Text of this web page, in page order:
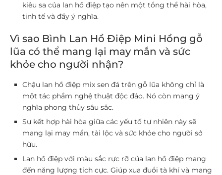
kiêu sa của lan hồ điệp tạo nên một tổng thể hài hòa,
tinh tế và đầy ý nghĩa.
Vì sao Bình Lan Hồ Điệp Mini Hồng gỗ
lũa có thể mang lại may mắn và sức
khỏe cho người nhận?
Chậu lan hồ điệp mix sen đá trên gỗ lũa không chỉ là
một tác phẩm nghệ thuật độc đáo. Nó còn mang ý
nghĩa phong thủy sâu sắc.
Sự kết hợp hài hòa giữa các yếu tố tự nhiên này sẽ
mang lại may mắn, tài lộc và sức khỏe cho người sở
hữu.
Lan hồ điệp với màu sắc rực rỡ của lan hồ điệp mang
đến năng lượng tích cực. Giúp xua đuổi tà khí và mang